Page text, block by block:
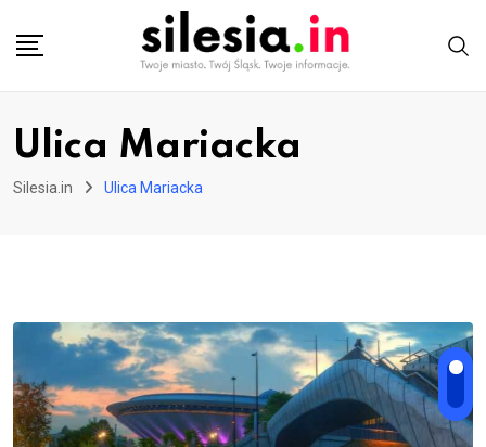
Ulica Mariacka
Silesia.in Ulica Mariacka